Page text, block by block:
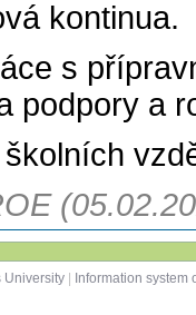
kontinua.
s
podpory a
University
Information